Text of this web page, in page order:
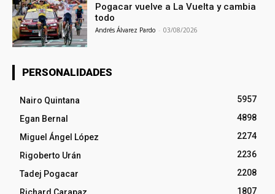
Pogacar vuelve a La Vuelta y cambia
todo
Andrés Álvarez Pardo - 03/08/2026
PERSONALIDADES
Nairo Quintana
5957
Egan Bernal
4898
Miguel Ángel López
2274
Rigoberto Urán
2236
Tadej Pogacar
2208
Richard Carapaz
1807